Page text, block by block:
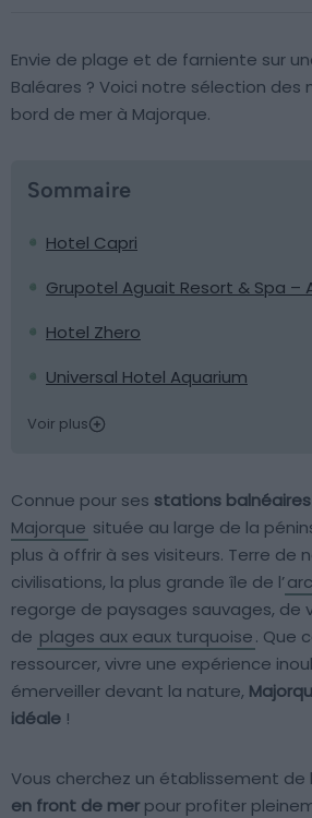
Envie de plage et de farniente sur
Baléares ? Voici notre sélection des
bord de mer à Majorque.
Sommaire
Hotel Capri
Grupotel Aguait Resort & Spa –
Hotel Zhero
Universal Hotel Aquarium
Voir plus
Connue pour ses stations
Majorque située au large de la
plus à offrir à ses visiteurs. Terre de
civilisations, la plus grande île de l’
regorge de paysages sauvages, de
de plages aux eaux turquoise. Que
ressourcer, vivre une expérience
émerveiller devant la nature,
idéale !
Vous cherchez un établissement de
en front de mer pour profiter